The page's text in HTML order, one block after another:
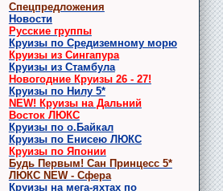
Спецпредложения
Новости
Русские группы
Круизы по Средиземному морю
Круизы из Сингапура
Круизы из Стамбула
Новогодние Круизы 26 - 27!
Круизы по Нилу 5*
NEW! Круизы на Дальний
Восток ЛЮКС
Круизы по о.Байкал
Круизы по Енисею ЛЮКС
Круизы по Японии
Будь Первым! Сан Принцесс 5*
ЛЮКС NEW - Сфера
Круизы на мега-яхтах по